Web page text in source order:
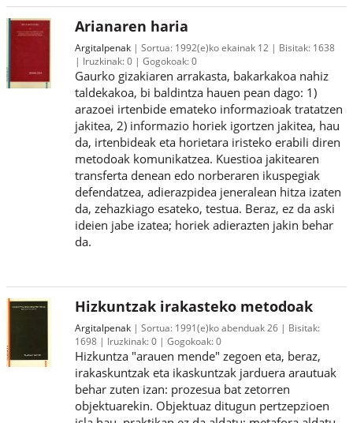
Arianaren haria
Argitalpenak Sortua: 1992(e)ko ekainak 12 Bisitak: 1638
Iruzkinak:0 Gogokoak:0
Gaurko gizakiaren arrakasta, bakarkakoa nahiz
taldekakoa, bi baldintza hauen pean dago: 1)
arazoei irtenbide emateko informazioak tratatzen
jakitea, 2) informazio horiek igortzen jakitea, hau
da, irtenbideak eta horietara iristeko erabili diren
metodoak komunikatzea. Kuestioa jakitearen
transferta denean edo norberaren ikuspegiak
defendatzea, adierazpidea jeneralean hitza izaten
da, zehazkiago esateko, testua. Beraz, ez da aski
ideien jabe izatea; horiek adierazten jakin behar
da.
Hizkuntzak irakasteko metodoak
Argitalpenak Sortua: 1991(e)ko abenduak 26
Bisitak:
1698
Iruzkinak:0 Gogokoak:0
Hizkuntza "arauen mende" zegoen eta, beraz,
irakaskuntzak eta ikaskuntzak jarduera arautuak
behar zuten izan: prozesua bat zetorren
objektuarekin. Objektuaz ditugun pertzepzioen